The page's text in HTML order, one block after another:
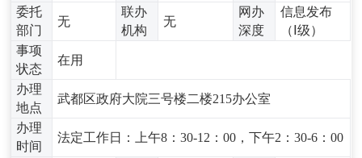
委托
部门
无
联办
机构
无
网办
深度
信息发布
（Ⅰ级）
事项
状态
在用
办理
地点
武都区政府大院三号楼二楼215办公室
办理
时间
法定工作日：上午8：30-12：00，下午2：30-6：00